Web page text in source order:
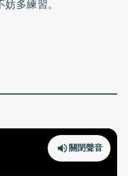
多練習。
關閉聲音